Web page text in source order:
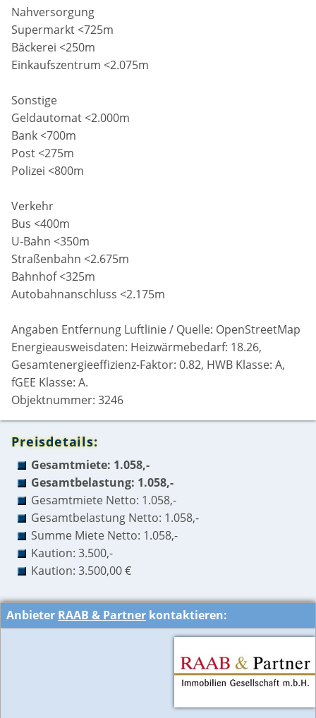
Nahversorgung
Supermarkt <725m
Bäckerei <250m
Einkaufszentrum <2.075m
Sonstige
Geldautomat <2.000m
Bank <700m
Post <275m
Polizei <800m
Verkehr
Bus <400m
U-Bahn <350m
Straßenbahn <2.675m
Bahnhof <325m
Autobahnanschluss <2.175m
Angaben Entfernung Luftlinie / Quelle: OpenStreetMap
Energieausweisdaten: Heizwärmebedarf: 18.26,
Gesamtenergieeffizienz-Faktor: 0.82, HWB Klasse: A,
fGEE Klasse: A.
Objektnummer: 3246
Preisdetails:
Gesamtmiete: 1.058,-
Gesamtbelastung: 1.058,-
Gesamtmiete Netto: 1.058,-
Gesamtbelastung Netto: 1.058,-
Summe Miete Netto: 1.058,-
Kaution: 3.500,-
Kaution: 3.500,00 €
Anbieter RAAB & Partner kontaktieren: